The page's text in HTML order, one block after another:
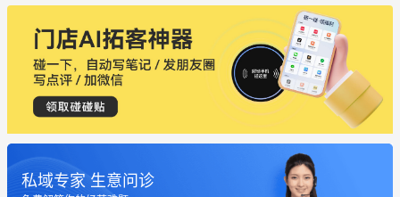
私域专家 生意问诊